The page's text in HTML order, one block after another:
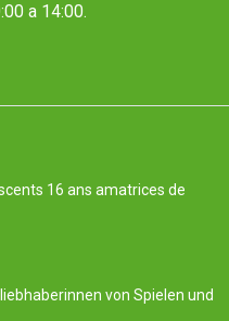
a 14:00.
16 ans amatrices de
von Spielen und